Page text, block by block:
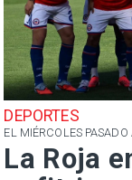
DEPORTES
EL MIÉRCOLES
La Roja